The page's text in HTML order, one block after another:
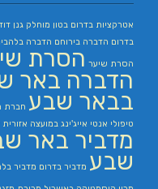
אטרקציות בדרום בטון מוחלק גנן
בדרום הדברה בירוחם הדברה
הסרת שיער הסרת
הדברה באר
בבאר שבע חברת
טיפולי אנטי אייג'ינג במועצה
מדביר באר
שבע מדביר בדרום מדביר